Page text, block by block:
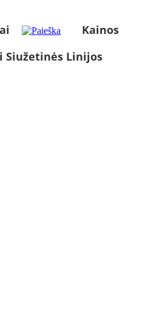
Kainos
Siužetinės Linijos